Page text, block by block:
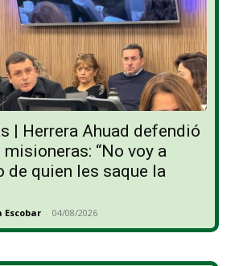
| Herrera Ahuad defendió
“No voy a
de quien les saque la
Escobar - 04/08/2026